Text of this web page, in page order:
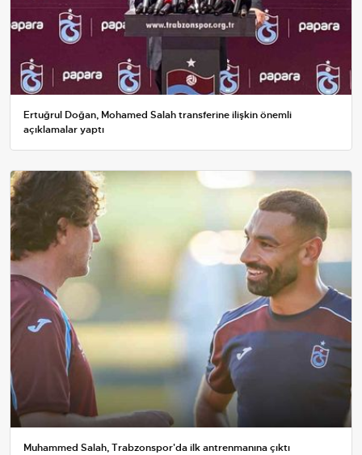
Ertuğrul Doğan, Mohamed Salah transferine ilişkin önemli
açıklamalar yaptı
Muhammed Salah, Trabzonspor'da ilk antrenmanına çıktı